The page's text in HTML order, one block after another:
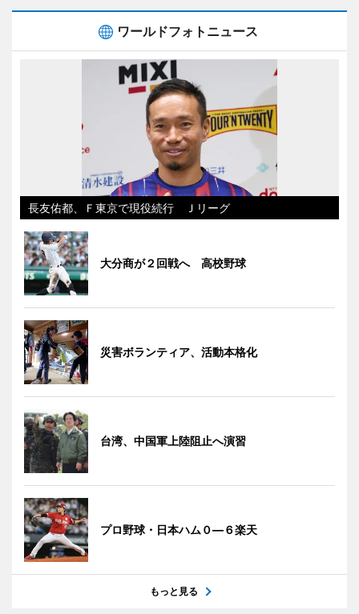
ワールドフォトニュース
長友佑都、Ｆ東京で現役続行 Ｊリーグ
大分商が２回戦へ 高校野球
災害ボランティア、活動本格化
台湾、中国軍上陸阻止へ演習
プロ野球・日本ハム０―６楽天
もっと見る